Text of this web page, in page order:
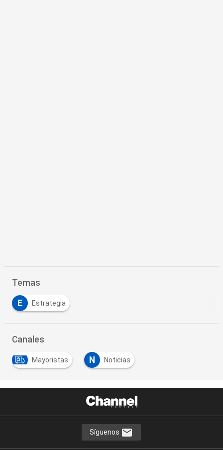
Temas
E Estrategia
Canales
Mayoristas N Noticias
Síguenos